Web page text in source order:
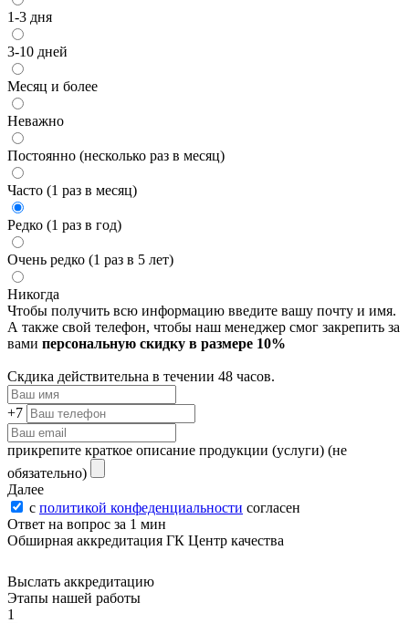
1-3 дня
3-10 дней
Месяц и более
Неважно
Постоянно (несколько раз в месяц)
Часто (1 раз в месяц)
Редко (1 раз в год)
Очень редко (1 раз в 5 лет)
Никогда
Чтобы получить всю информацию введите вашу почту и имя.
А также свой телефон, чтобы наш менеджер смог закрепить за
вами персональную скидку в размере 10%
Скдика действительна в течении 48 часов.
+7
прикрепите краткое описание продукции (услуги) (не
обязательно)
Далее
с политикой конфеденциальности согласен
Ответ на вопрос за 1 мин
Обширная аккредитация ГК Центр качества
Выслать аккредитацию
Этапы нашей работы
1